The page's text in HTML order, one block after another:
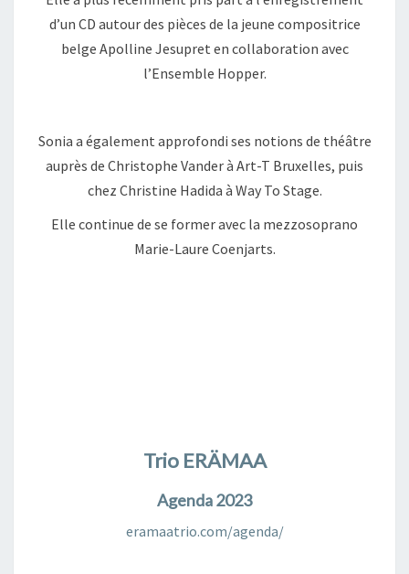
d’un CD autour des pièces de la jeune compositrice
belge Apolline Jesupret en collaboration avec
l’Ensemble Hopper.
Sonia a également approfondi ses notions de théâtre
auprès de Christophe Vander à Art-T Bruxelles, puis
chez Christine Hadida à Way To Stage.
Elle continue de se former avec la mezzosoprano
Marie-Laure Coenjarts.
Trio ERÄMAA
Agenda 2023
eramaatrio.com/agenda/